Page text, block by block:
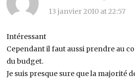
13 janvier 2010 at 22:57
Intéressant
Cependant il faut aussi prendre au
du budget.
Je suis presque sure que la majorité